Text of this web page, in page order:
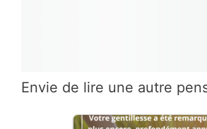
Envie de lire une autre